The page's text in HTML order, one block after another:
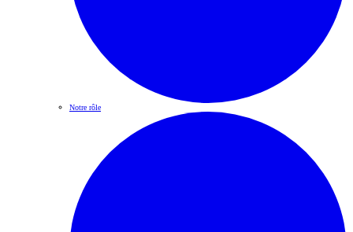
Notre rôle